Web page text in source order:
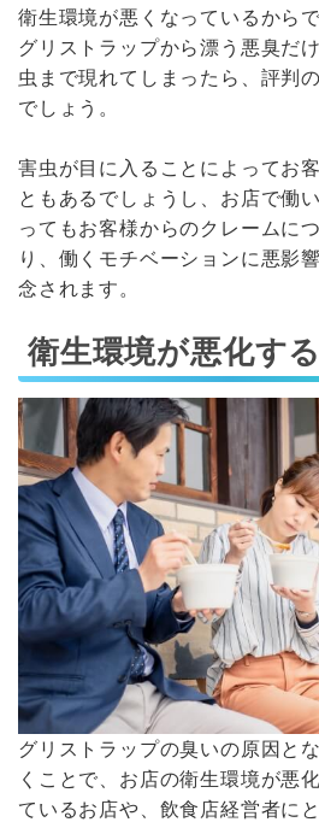
衛生環境が悪くなっているからで
グリストラップから漂う悪臭だ
虫まで現れてしまったら、評判
でしょう。
害虫が目に入ることによってお
ともあるでしょうし、お店で働
ってもお客様からのクレームに
り、働くモチベーションに悪影
念されます。
衛生環境が悪化す
グリストラップの臭いの原因と
くことで、お店の衛生環境が悪
ているお店や、飲食店経営者に